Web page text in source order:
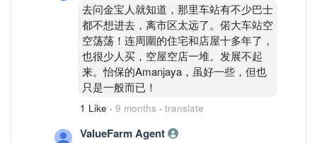
去问金宝人就知道，那里车站有不少巴士
都不想进去，离市区太远了。偌大车站空
空荡荡！连周圍的住宅和店屋十多年了，
也很少人买，空屋空店一堆。发展不起
来。怡保的Amanjaya，虽好一些，但也
只是一般而已！
1 Like · 9 months · translate
ValueFarm Agent